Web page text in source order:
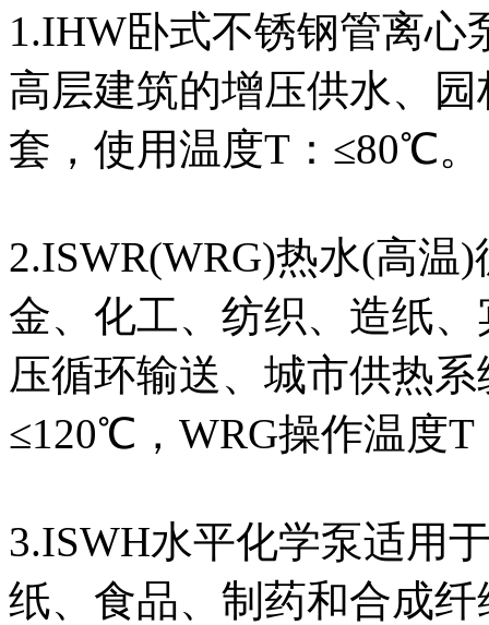
1.IHW卧式不锈钢管离心
高层建筑的增压供水、
套，使用温度T：≤80℃。
2.ISWR(WRG)热水(高温
金、化工、纺织、造纸
压循环输送、城市供热
≤120℃，WRG操作温度
3.ISWH水平化学泵适用
纸、食品、制药和合成